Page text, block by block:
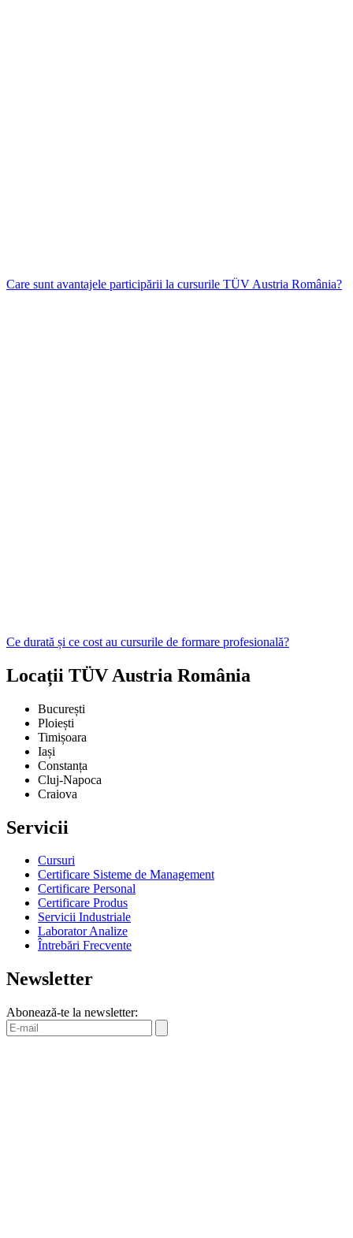
Care sunt avantajele participării la cursurile TÜV Austria România?
Ce durată și ce cost au cursurile de formare profesională?
Locații TÜV Austria România
București
Ploiești
Timișoara
Iași
Constanța
Cluj-Napoca
Craiova
Servicii
Cursuri
Certificare Sisteme de Management
Certificare Personal
Certificare Produs
Servicii Industriale
Laborator Analize
Întrebări Frecvente
Newsletter
Abonează-te la newsletter: